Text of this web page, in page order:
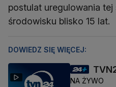
postulat uregulowania
środowisku blisko 15 lat.
DOWIEDZ SIĘ WIĘCEJ:
NA ŻYWO